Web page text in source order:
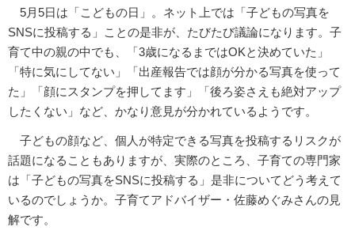
5月5日は「こどもの日」。ネット上では「子どもの写真を
SNSに投稿する」ことの是非が、たびたび議論になります。子
育て中の親の中でも、「3歳になるまではOKと決めていた」
「特に気にしてない」「出産報告では顔が分かる写真を使って
た」「顔にスタンプを押してます」「後ろ姿さえも絶対アップ
したくない」など、かなり意見が分かれているようです。
子どもの顔など、個人が特定できる写真を投稿するリスクが
話題になることもありますが、実際のところ、子育ての専門家
は「子どもの写真をSNSに投稿する」是非についてどう考えて
いるのでしょうか。子育てアドバイザー・佐藤めぐみさんの見
解です。